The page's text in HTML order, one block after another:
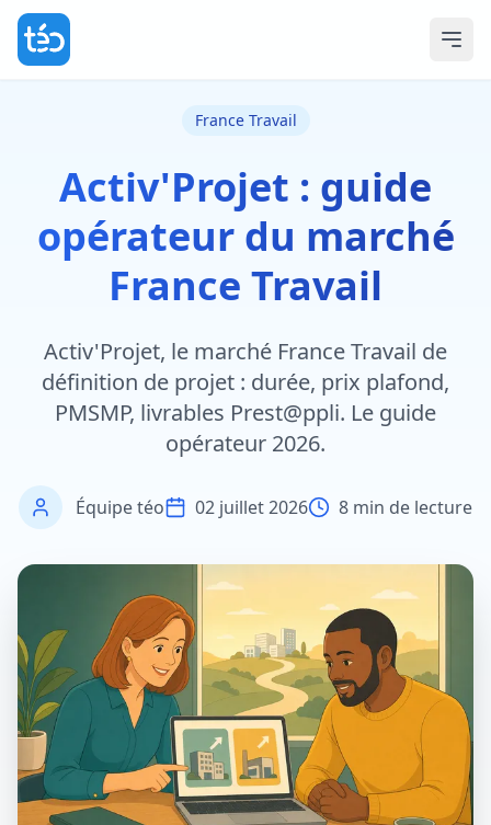
France Travail
Activ'Projet : guide
opérateur du marché
France Travail
Activ'Projet, le marché France Travail de
définition de projet : durée, prix plafond,
PMSMP, livrables Prest@ppli. Le guide
opérateur 2026.
Équipe téo 02 juillet 2026 8 min de lecture